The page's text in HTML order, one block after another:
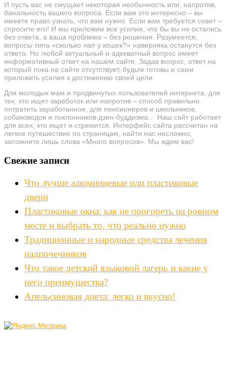
И пусть вас не смущает некоторая необычность или, напротив,
банальность вашего вопроса. Если вам это интересно – вы
имеете право узнать, что вам нужно. Если вам требуется совет –
спросите его! И мы приложим все усилия, что бы вы не остались
без ответа, а ваша проблема – без решения. Разумеется,
вопросы типа «сколько лап у кошек?» наверняка останутся без
ответа. Но любой актуальный и адекватный вопрос имеет
информативный ответ на нашем сайте. Задав вопрос, ответ на
который пока на сайте отсутствует, будьте готовы и сами
приложить усилия к достижению своей цели.
Для молодых мам и продвинутых пользователей интернета, для
тех, кто ищет заработок или напротив – способ правильно
потратить заработанное, для пенсионеров и школьников,
собаководов и поклонников дзен-буддизма… Наш сайт работает
для всех, кто ищет и стремится. Интерфейс сайта рассчитан на
легкое путешествие по страницам, найти нас несложно,
запомните лишь слова «Много вопросов». Мы ждем вас!
Свежие записи
Что лучше алюминиевые или пластиковые
двери
Пластиковые окна: как не прогореть на ровном
месте и выбрать то, что реально нужно
Традиционные и народные средства лечения
надпочечников
Что такое детский языковой лагерь и какие у
него преимущества?
Апельсиновая диета: легко и вкусно!